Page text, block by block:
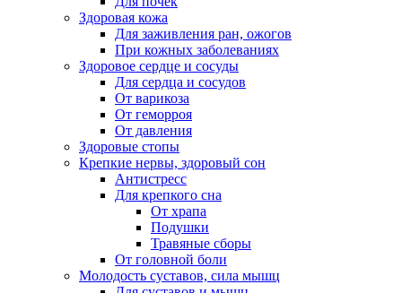
Здоровая кожа
Для заживления ран, ожогов
При кожных заболеваниях
Здоровое сердце и сосуды
Для сердца и сосудов
От варикоза
От геморроя
От давления
Здоровые стопы
Крепкие нервы, здоровый сон
Антистресс
Для крепкого сна
От храпа
Подушки
Травяные сборы
От головной боли
Молодость суставов, сила мышц